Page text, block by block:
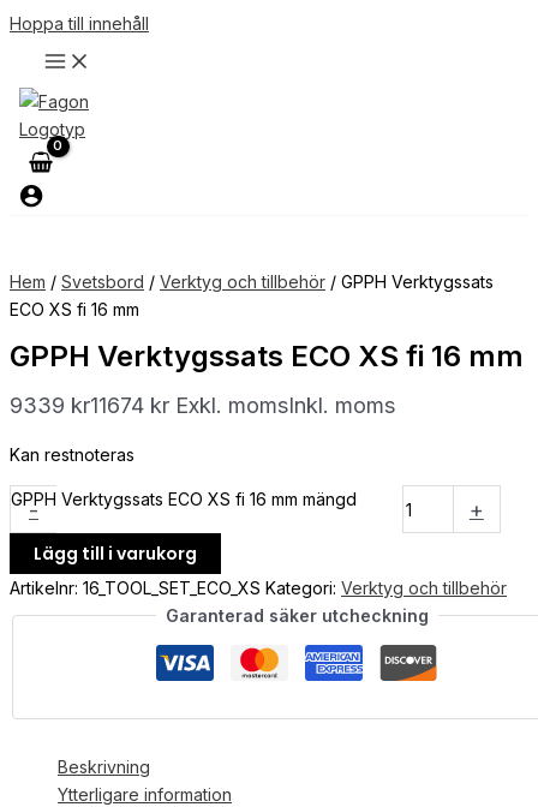
Hoppa till innehåll
Hem / Svetsbord / Verktyg och tillbehör / GPPH Verktygssats
ECO XS fi 16 mm
GPPH Verktygssats ECO XS fi 16 mm
9339 kr11674 kr Exkl. momsInkl. moms
Kan restnoteras
-
GPPH Verktygssats ECO XS fi 16 mm mängd +
Lägg till i varukorg
Artikelnr: 16_TOOL_SET_ECO_XS Kategori: Verktyg och tillbehör
Garanterad säker utcheckning
Beskrivning
Ytterligare information